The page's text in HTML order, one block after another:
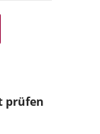
prüfen